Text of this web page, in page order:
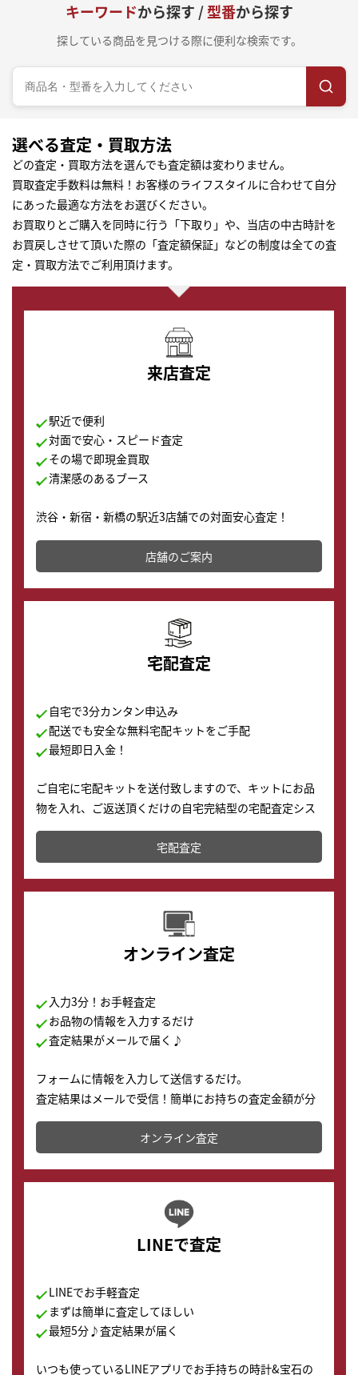
キーワードから探す /型番から探す
探している商品を見つける際に便利な検索です。
選べる査定・買取方法
どの査定・買取方法を選んでも査定額は変わりません。
買取査定手数料は無料！お客様のライフスタイルに合わせて自分
にあった最適な方法をお選びください。
お買取りとご購入を同時に行う「下取り」や、当店の中古時計を
お買戻しさせて頂いた際の「査定額保証」などの制度は全ての査
定・買取方法でご利用頂けます。
来店査定
駅近で便利
対面で安心・スピード査定
その場で即現金買取
清潔感のあるブース
渋谷・新宿・新橋の駅近3店舗での対面安心査定！
その場で現金買取致します。渋谷本店では、時計販売の
店舗を併設しており、下取りに出してお得に新しい時計
の購入もできます♪
店舗のご案内
宅配査定
自宅で3分カンタン申込み
配送でも安全な無料宅配キットをご手配
最短即日入金！
ご自宅に宅配キットを送付致しますので、キットにお品
物を入れ、ご返送頂くだけの自宅完結型の宅配査定シス
テムです。
配送でも簡単&安全に査定・買取に出すことが可能で
す。
宅配査定
オンライン査定
入力3分！お手軽査定
お品物の情報を入力するだけ
査定結果がメールで届く♪
フォームに情報を入力して送信するだけ。
査定結果はメールで受信！簡単にお持ちの査定金額が分
かります。
オンライン査定
LINEで査定
LINEでお手軽査定
まずは簡単に査定してほしい
最短5分♪査定結果が届く
いつも使っているLINEアプリでお手持ちの時計&宝石の